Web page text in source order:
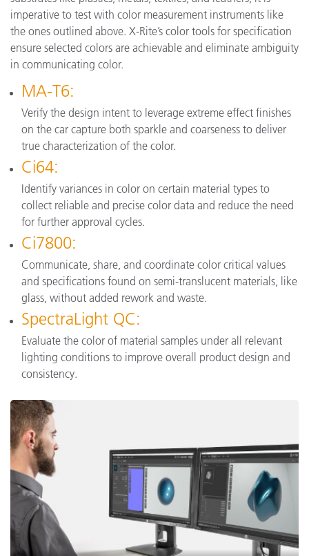
imperative to test with color measurement instruments like
the ones outlined above. X-Rite’s color tools for specification
ensure selected colors are achievable and eliminate ambiguity
in communicating color.
MA-T6:
Verify the design intent to leverage extreme effect finishes
on the car capture both sparkle and coarseness to deliver
true characterization of the color.
Ci64:
Identify variances in color on certain material types to
collect reliable and precise color data and reduce the need
for further approval cycles.
Ci7800:
Communicate, share, and coordinate color critical values
and specifications found on semi-translucent materials, like
glass, without added rework and waste.
SpectraLight QC:
Evaluate the color of material samples under all relevant
lighting conditions to improve overall product design and
consistency.